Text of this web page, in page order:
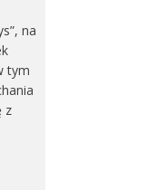
na
tym
z